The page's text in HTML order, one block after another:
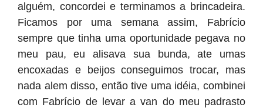
alguém, concordei e terminamos a brincadeira.
Ficamos por uma semana assim, Fabrício
sempre que tinha uma oportunidade pegava no
meu pau, eu alisava sua bunda, ate umas
encoxadas e beijos conseguimos trocar, mas
nada alem disso, então tive uma idéia, combinei
com Fabrício de levar a van do meu padrasto